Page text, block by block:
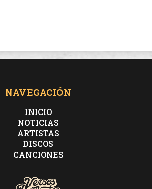
NAVEGACIÓN
INICIO
NOTICIAS
ARTISTAS
DISCOS
CANCIONES